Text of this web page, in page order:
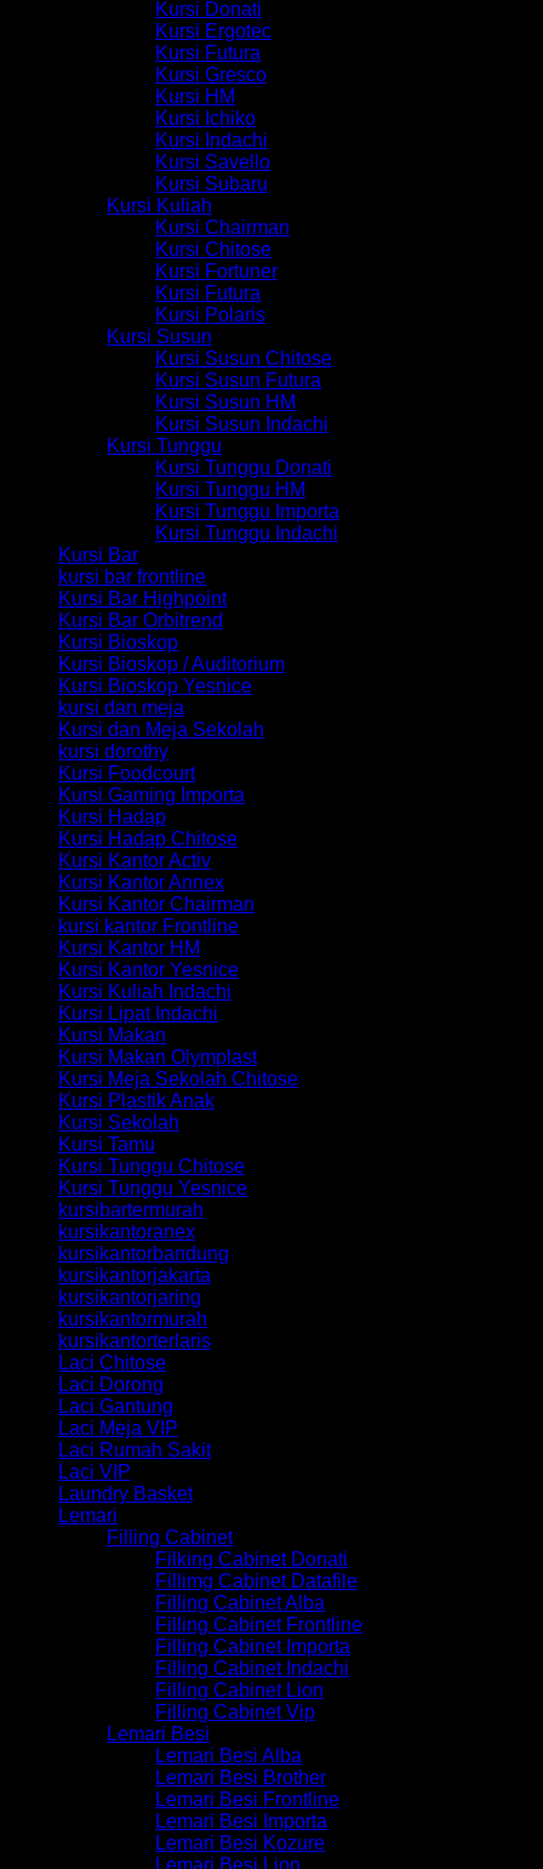
Kursi Donati
Kursi Ergotec
Kursi Futura
Kursi Gresco
Kursi HM
Kursi Ichiko
Kursi Indachi
Kursi Savello
Kursi Subaru
Kursi Kuliah
Kursi Chairman
Kursi Chitose
Kursi Fortuner
Kursi Futura
Kursi Polaris
Kursi Susun
Kursi Susun Chitose
Kursi Susun Futura
Kursi Susun HM
Kursi Susun Indachi
Kursi Tunggu
Kursi Tunggu Donati
Kursi Tunggu HM
Kursi Tunggu Importa
Kursi Tunggu Indachi
Kursi Bar
kursi bar frontline
Kursi Bar Highpoint
Kursi Bar Orbitrend
Kursi Bioskop
Kursi Bioskop / Auditorium
Kursi Bioskop Yesnice
kursi dan meja
Kursi dan Meja Sekolah
kursi dorothy
Kursi Foodcourt
Kursi Gaming Importa
Kursi Hadap
Kursi Hadap Chitose
Kursi Kantor Activ
Kursi Kantor Annex
Kursi Kantor Chairman
kursi kantor Frontline
Kursi Kantor HM
Kursi Kantor Yesnice
Kursi Kuliah Indachi
Kursi Lipat Indachi
Kursi Makan
Kursi Makan Olymplast
Kursi Meja Sekolah Chitose
Kursi Plastik Anak
Kursi Sekolah
Kursi Tamu
Kursi Tunggu Chitose
Kursi Tunggu Yesnice
kursibartermurah
kursikantoranex
kursikantorbandung
kursikantorjakarta
kursikantorjaring
kursikantormurah
kursikantorterlaris
Laci Chitose
Laci Dorong
Laci Gantung
Laci Meja VIP
Laci Rumah Sakit
Laci VIP
Laundry Basket
Lemari
Filling Cabinet
Filking Cabinet Donati
Fillimg Cabinet Datafile
Filling Cabinet Alba
Filling Cabinet Frontline
Filling Cabinet Importa
Filling Cabinet Indachi
Filling Cabinet Lion
Filling Cabinet Vip
Lemari Besi
Lemari Besi Alba
Lemari Besi Brother
Lemari Besi Frontline
Lemari Besi Importa
Lemari Besi Kozure
Lemari Besi Lion